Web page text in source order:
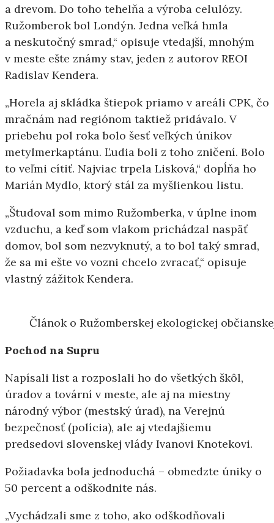
a drevom. Do toho tehelňa a výroba celulózy.
Ružomberok bol Londýn. Jedna veľká hmla
a neskutočný smrad,“ opisuje vtedajší, mnohým
v meste ešte známy stav, jeden z autorov REOI
Radislav Kendera.
„Horela aj skládka štiepok priamo v areáli CPK, čo
mračnám nad regiónom taktiež pridávalo. V
priebehu pol roka bolo šesť veľkých únikov
metylmerkaptánu. Ľudia boli z toho zničení. Bolo
to veľmi cítiť. Najviac trpela Lisková,“ dopĺňa ho
Marián Mydlo, ktorý stál za myšlienkou listu.
„Študoval som mimo Ružomberka, v úplne inom
vzduchu, a keď som vlakom prichádzal naspäť
domov, bol som nezvyknutý, a to bol taký smrad,
že sa mi ešte vo vozni chcelo zvracať,“ opisuje
vlastný zážitok Kendera.
Článok o Ružomberskej ekologickej
Pochod na Supru
Napísali list a rozposlali ho do všetkých škôl,
úradov a tovární v meste, ale aj na miestny
národný výbor (mestský úrad), na Verejnú
bezpečnosť (polícia), ale aj vtedajšiemu
predsedovi slovenskej vlády Ivanovi Knotekovi.
Požiadavka bola jednoduchá – obmedzte úniky o
50 percent a odškodnite nás.
„Vychádzali sme z toho, ako odškodňovali